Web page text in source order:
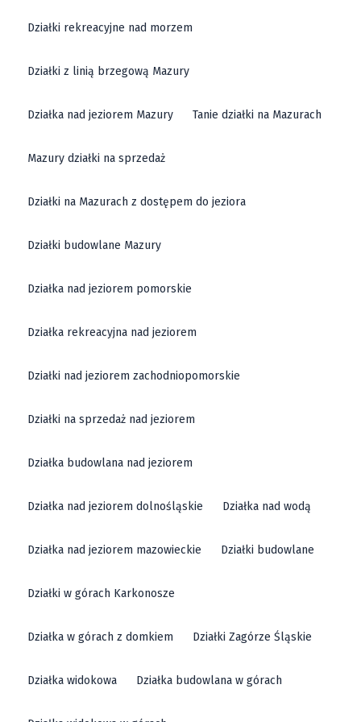
Działki rekreacyjne nad morzem
Działki z linią brzegową Mazury
Działka nad jeziorem Mazury Tanie działki na Mazurach
Mazury działki na sprzedaż
Działki na Mazurach z dostępem do jeziora
Działki budowlane Mazury
Działka nad jeziorem pomorskie
Działka rekreacyjna nad jeziorem
Działki nad jeziorem zachodniopomorskie
Działki na sprzedaż nad jeziorem
Działka budowlana nad jeziorem
Działka nad jeziorem dolnośląskie Działka nad wodą
Działka nad jeziorem mazowieckie Działki budowlane
Działki w górach Karkonosze
Działka w górach z domkiem Działki Zagórze Śląskie
Działka widokowa Działka budowlana w górach